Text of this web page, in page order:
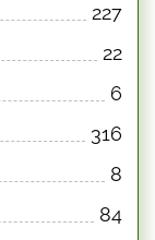
227
22
6
316
8
84